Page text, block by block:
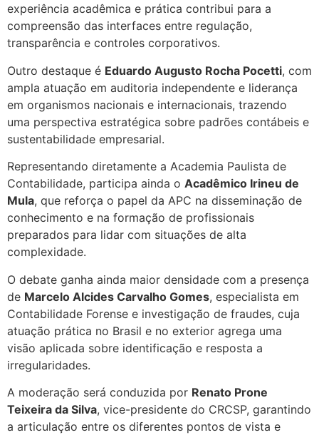
experiência acadêmica e prática contribui para a
compreensão das interfaces entre regulação,
transparência e controles corporativos.
Outro destaque é Eduardo Augusto Rocha Pocetti, com
ampla atuação em auditoria independente e liderança
em organismos nacionais e internacionais, trazendo
uma perspectiva estratégica sobre padrões contábeis e
sustentabilidade empresarial.
Representando diretamente a Academia Paulista de
Contabilidade, participa ainda o Acadêmico Irineu de
Mula, que reforça o papel da APC na disseminação de
conhecimento e na formação de profissionais
preparados para lidar com situações de alta
complexidade.
O debate ganha ainda maior densidade com a presença
de Marcelo Alcides Carvalho Gomes, especialista em
Contabilidade Forense e investigação de fraudes, cuja
atuação prática no Brasil e no exterior agrega uma
visão aplicada sobre identificação e resposta a
irregularidades.
A moderação será conduzida por Renato Prone
Teixeira da Silva, vice-presidente do CRCSP, garantindo
a articulação entre os diferentes pontos de vista e